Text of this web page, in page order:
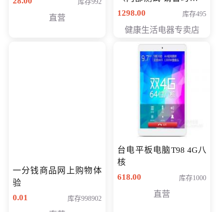
库存992
直营
购买）
1298.00 库存495
健康生活电器专卖店
一分钱商品网上购物体
验
0.01
库存998902
台电平板电脑T98 4G八
核
618.00
库存1000
直营